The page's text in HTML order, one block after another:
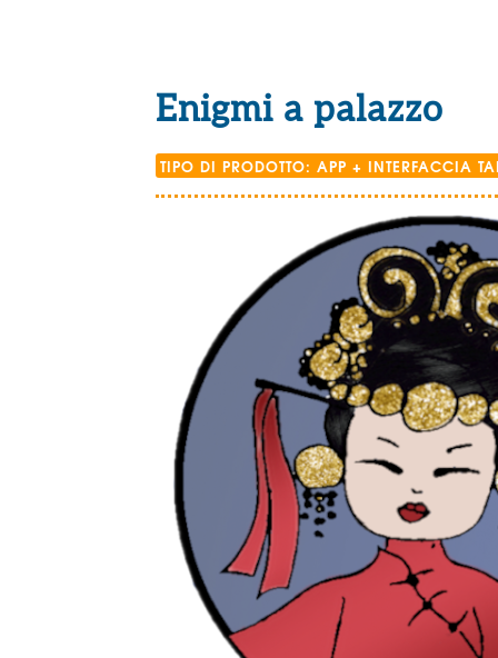
Enigmi a palazzo
TIPO DI PRODOTTO: APP + INTERFACCIA